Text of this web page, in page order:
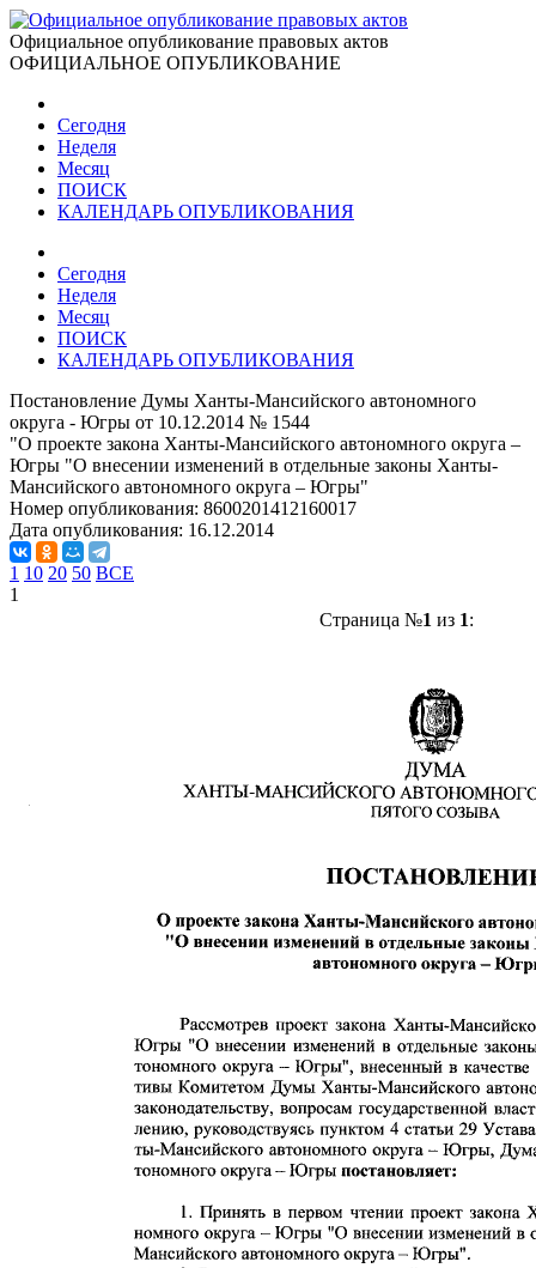
Официальное опубликование правовых актов
ОФИЦИАЛЬНОЕ ОПУБЛИКОВАНИЕ
Сегодня
Неделя
Месяц
ПОИСК
КАЛЕНДАРЬ ОПУБЛИКОВАНИЯ
Сегодня
Неделя
Месяц
ПОИСК
КАЛЕНДАРЬ ОПУБЛИКОВАНИЯ
Постановление Думы Ханты-Мансийского автономного
округа - Югры от 10.12.2014 № 1544
"О проекте закона Ханты-Мансийского автономного округа –
Югры "О внесении изменений в отдельные законы Ханты-
Мансийского автономного округа – Югры"
Номер опубликования: 8600201412160017
Дата опубликования: 16.12.2014
1 10 20 50 ВСЕ
1
Страница №1 из 1: